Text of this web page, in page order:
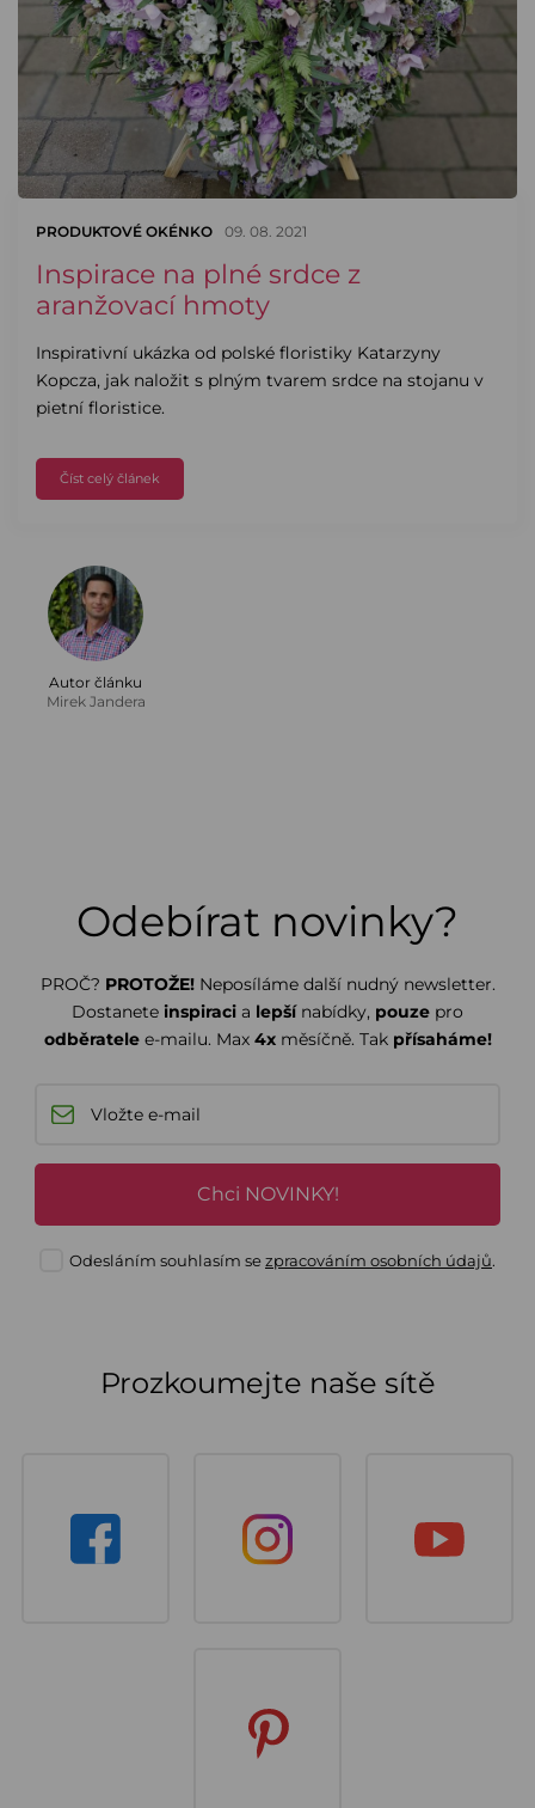
PRODUKTOVÉ OKÉNKO 09. 08. 2021
Inspirace na plné srdce z
aranžovací hmoty
Inspirativní ukázka od polské floristiky Katarzyny
Kopcza, jak naložit s plným tvarem srdce na stojanu v
pietní floristice.
Číst celý článek
Autor článku
Mirek Jandera
Odebírat novinky?
PROČ? PROTOŽE! Neposíláme další nudný newsletter.
Dostanete inspiraci a lepšínabídky, pouze pro
odběratelee-mailu. Max 4xměsíčně. Tak přísaháme!
Chci NOVINKY!
Odesláním souhlasím sezpracováním osobních údajů.
Prozkoumejte naše sítě